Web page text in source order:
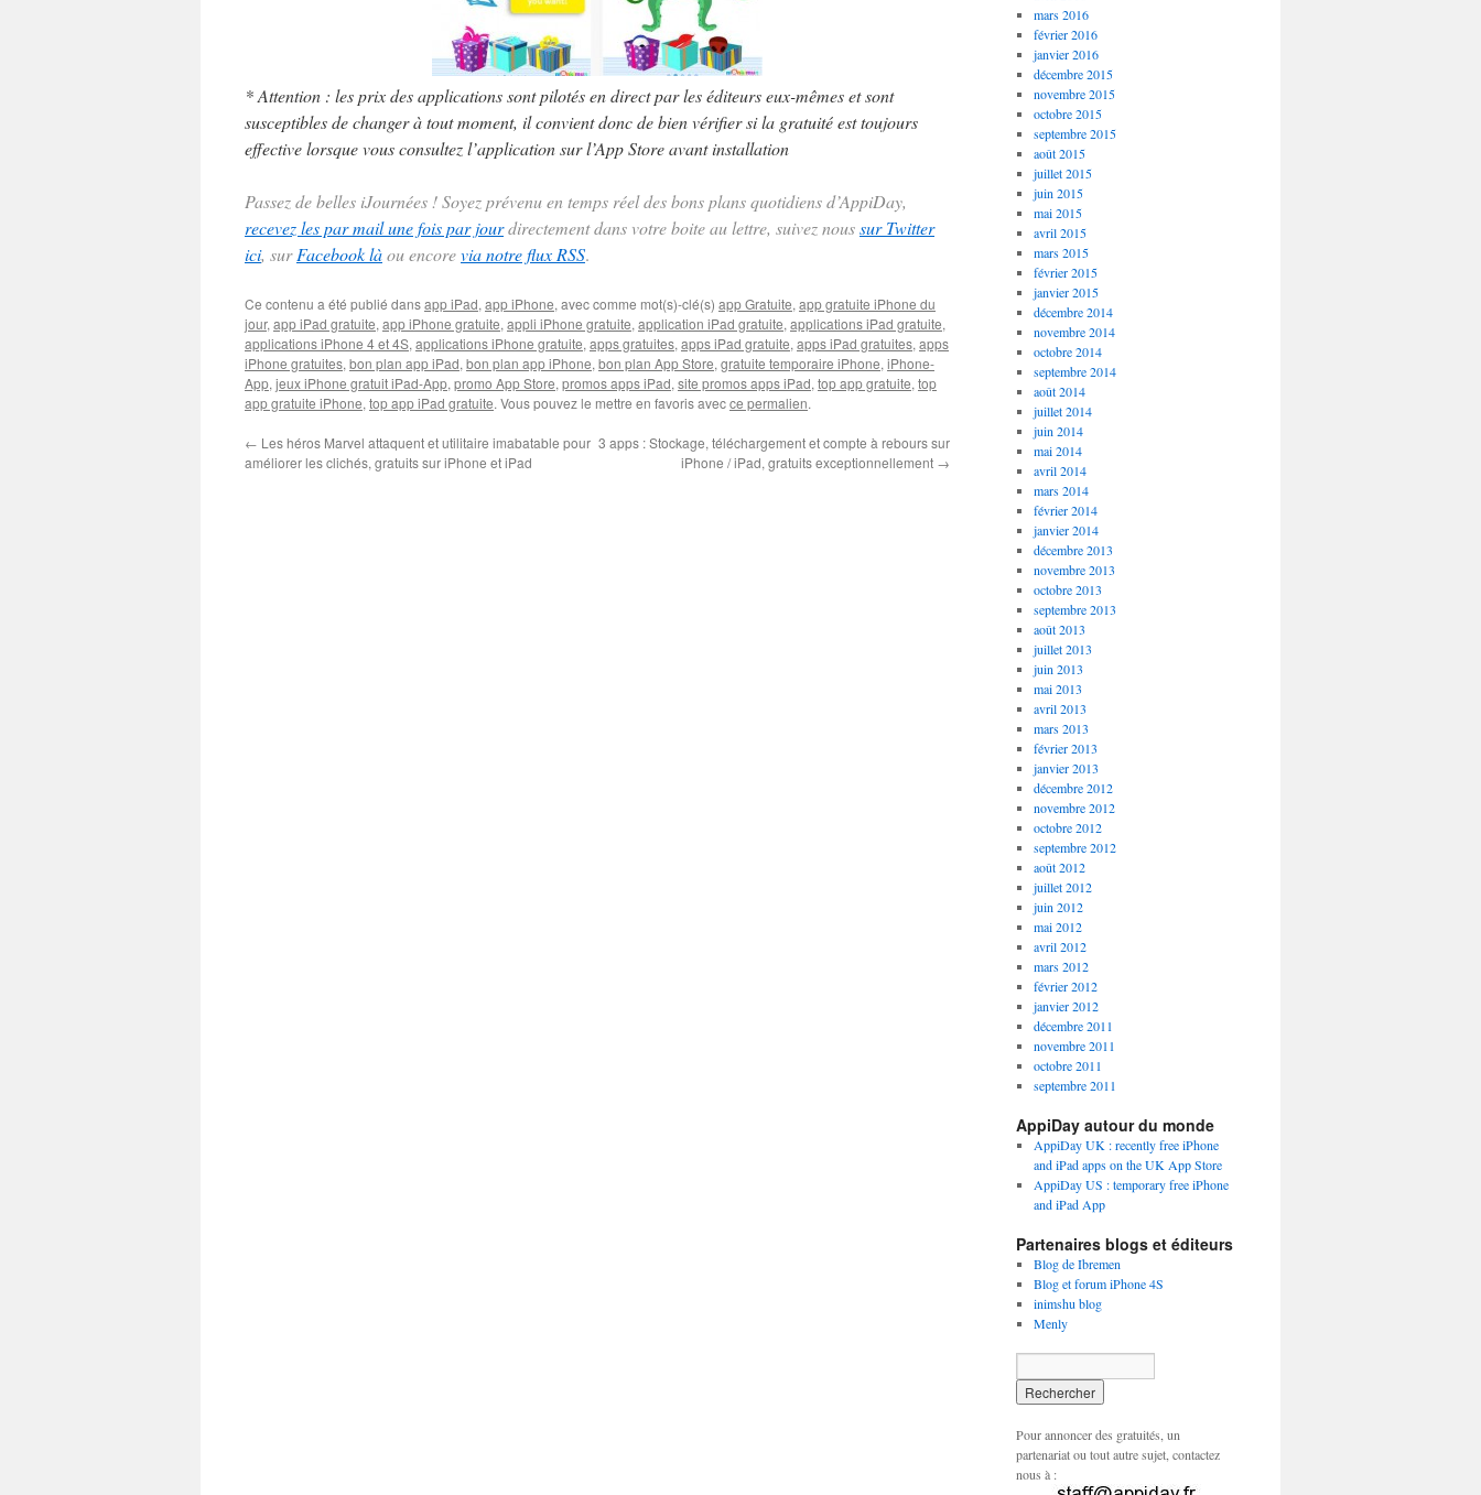
* Attention : les prix des applications sont pilotés en direct par les éditeurs eux-mêmes et sont
susceptibles de changer à tout moment, il convient donc de bien vérifier si la gratuité est toujours
effective lorsque vous consultez l’application sur l’App Store avant installation
Passez de belles iJournées ! Soyez prévenu en temps réel des bons plans quotidiens d’AppiDay,
recevez les par mail une fois par jourdirectement dans votre boite au lettre, suivez noussur Twitter
ici, surFacebook làou encorevia notre flux RSS.
Ce contenu a été publié dansapp iPad, app iPhone, avec comme mot(s)-clé(s) app Gratuite, app gratuite iPhone du
jour, app iPad gratuite, app iPhone gratuite, appli iPhone gratuite, application iPad gratuite, applications iPad gratuite,
applications iPhone 4 et 4S, applications iPhone gratuite, apps gratuites, apps iPad gratuite, apps iPad gratuites, apps
iPhone gratuites, bon plan app iPad, bon plan app iPhone, bon plan App Store, gratuite temporaire iPhone, iPhone-
App, jeux iPhone gratuit iPad-App, promo App Store, promos apps iPad, site promos apps iPad, top app gratuite, top
app gratuite iPhone, top app iPad gratuite. Vous pouvez le mettre en favoris avecce permalien.
← Les héros Marvel attaquent et utilitaire imabatable pour
améliorer les clichés, gratuits sur iPhone et iPad
3 apps : Stockage, téléchargement et compte à rebours sur
iPhone / iPad, gratuits exceptionnellement →
mars 2016
février 2016
janvier 2016
décembre 2015
novembre 2015
octobre 2015
septembre 2015
août 2015
juillet 2015
juin 2015
mai 2015
avril 2015
mars 2015
février 2015
janvier 2015
décembre 2014
novembre 2014
octobre 2014
septembre 2014
août 2014
juillet 2014
juin 2014
mai 2014
avril 2014
mars 2014
février 2014
janvier 2014
décembre 2013
novembre 2013
octobre 2013
septembre 2013
août 2013
juillet 2013
juin 2013
mai 2013
avril 2013
mars 2013
février 2013
janvier 2013
décembre 2012
novembre 2012
octobre 2012
septembre 2012
août 2012
juillet 2012
juin 2012
mai 2012
avril 2012
mars 2012
février 2012
janvier 2012
décembre 2011
novembre 2011
octobre 2011
septembre 2011
AppiDay autour du monde
AppiDay UK : recently free iPhone
and iPad apps on the UK App Store
AppiDay US : temporary free iPhone
and iPad App
Partenaires blogs et éditeurs
Blog de Ibremen
Blog et forum iPhone 4S
inimshu blog
Menly
Pour annoncer des gratuités, un
partenariat ou tout autre sujet, contactez
nous à :